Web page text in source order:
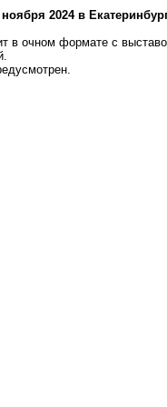
ноября 2024 в
в очном формате с